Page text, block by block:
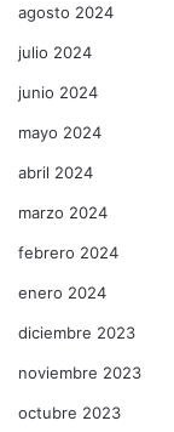
agosto 2024
julio 2024
junio 2024
mayo 2024
abril 2024
marzo 2024
febrero 2024
enero 2024
diciembre 2023
noviembre 2023
octubre 2023